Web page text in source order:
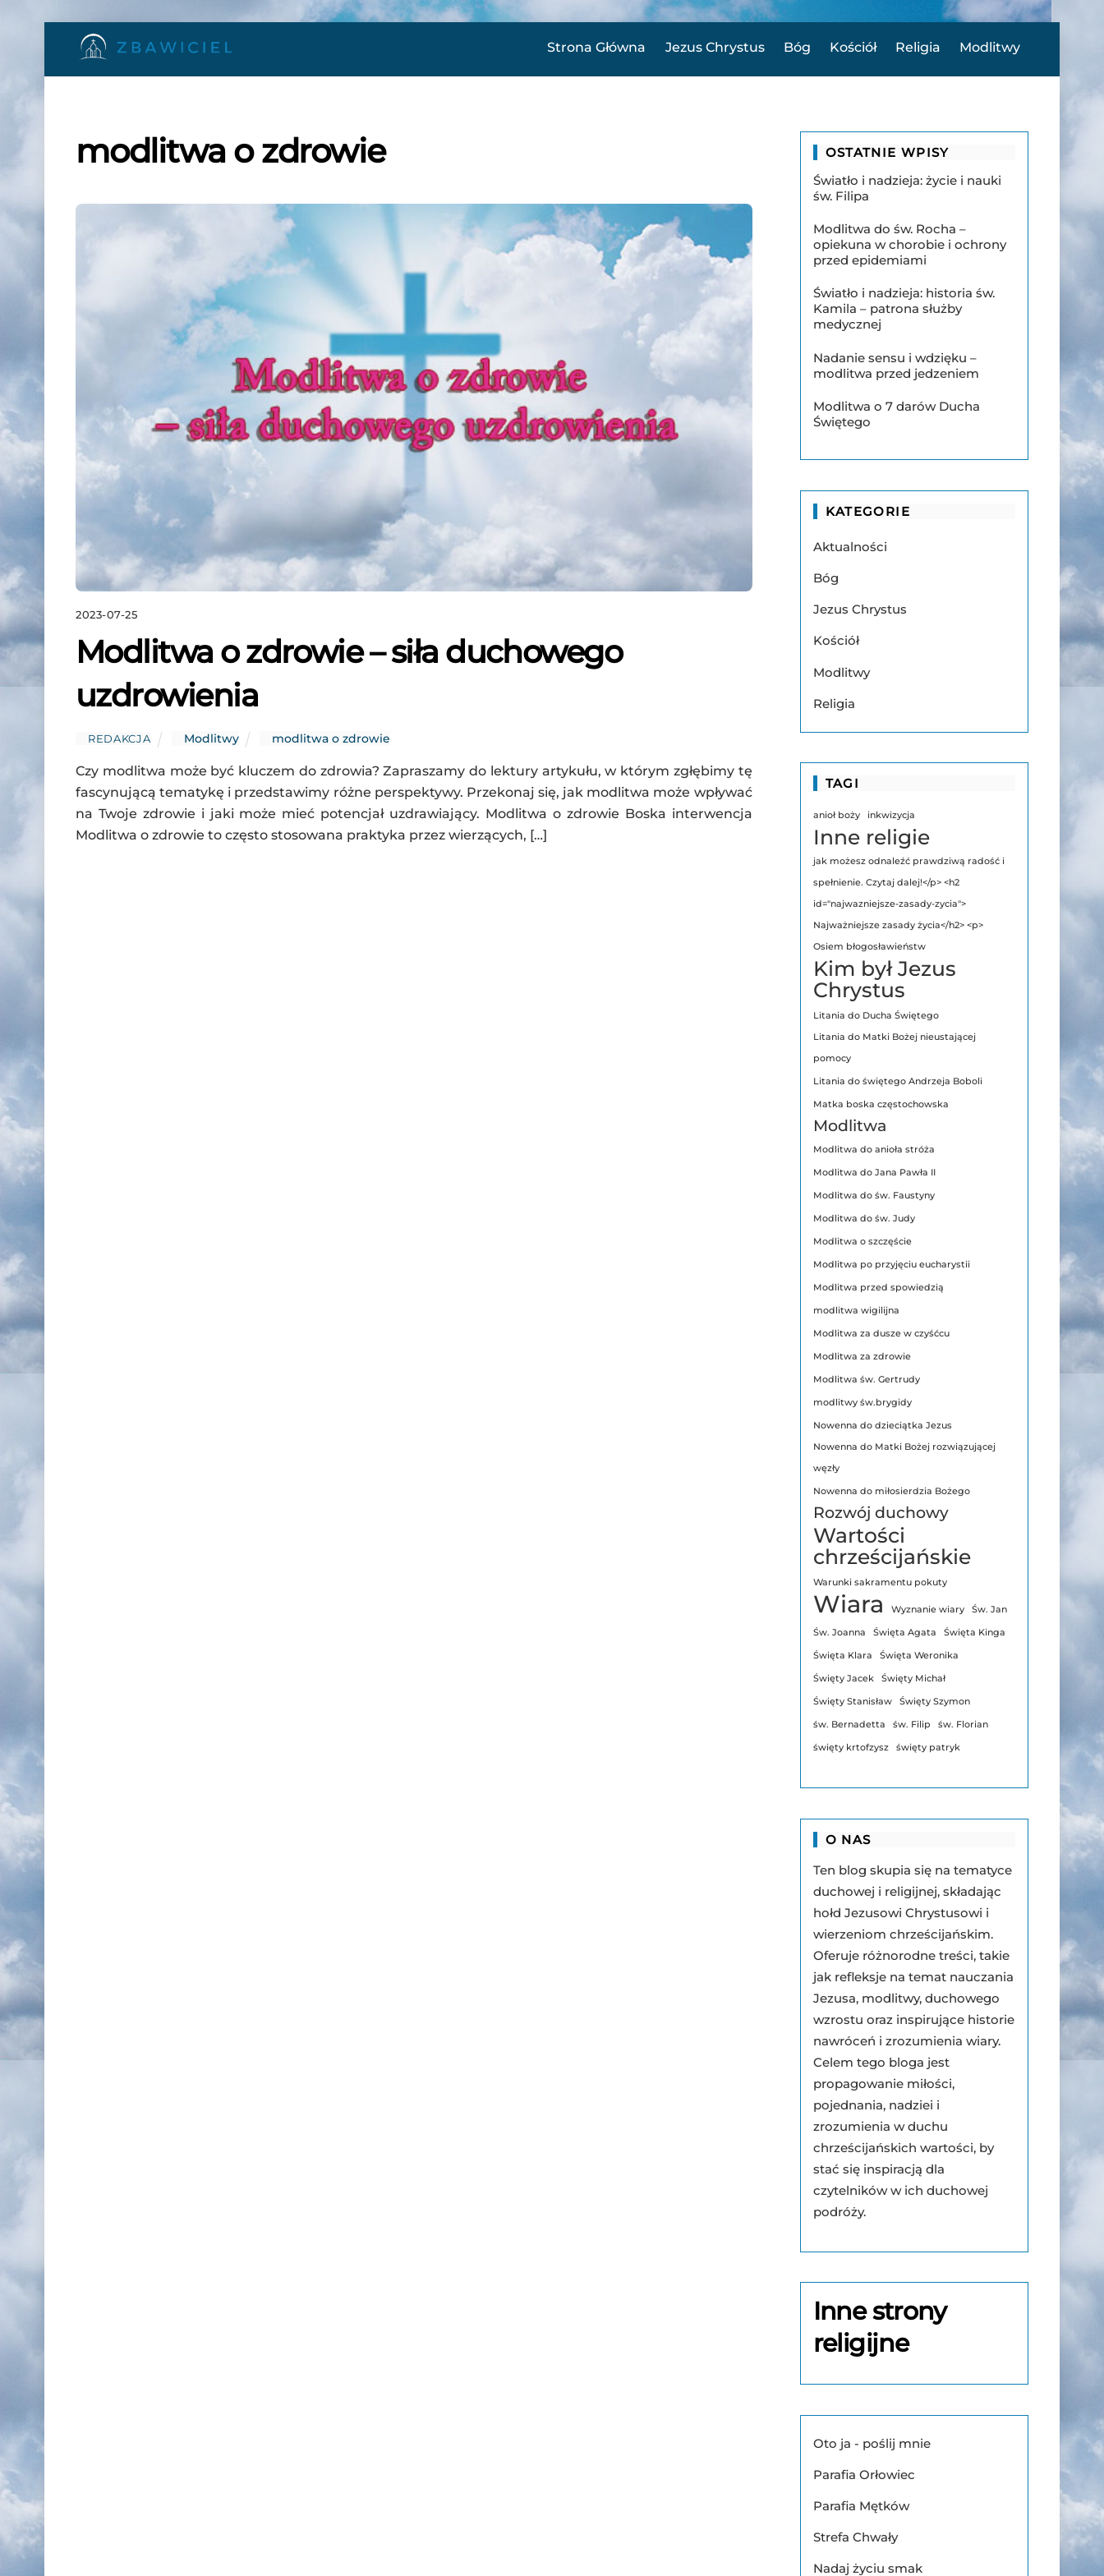
content
Strona Główna Jezus Chrystus Bóg Kościół Religia Modlitwy
modlitwa o zdrowie
2023-07-25
Modlitwa o zdrowie – siła duchowego
uzdrowienia
REDAKCJA Modlitwy modlitwa o zdrowie
Czy modlitwa może być kluczem do zdrowia? Zapraszamy do lektury artykułu, w którym zgłębimy tę
fascynującą tematykę i przedstawimy różne perspektywy. Przekonaj się, jak modlitwa może wpływać
na Twoje zdrowie i jaki może mieć potencjał uzdrawiający. Modlitwa o zdrowie Boska interwencja
Modlitwa o zdrowie to często stosowana praktyka przez wierzących, […]
OSTATNIE WPISY
Światło i nadzieja: życie i nauki
św. Filipa
Modlitwa do św. Rocha –
opiekuna w chorobie i ochrony
przed epidemiami
Światło i nadzieja: historia św.
Kamila – patrona służby
medycznej
Nadanie sensu i wdzięku –
modlitwa przed jedzeniem
Modlitwa o 7 darów Ducha
Świętego
KATEGORIE
Aktualności
Bóg
Jezus Chrystus
Kościół
Modlitwy
Religia
TAGI
anioł boży inkwizycja
Inne religie
jak możesz odnaleźć prawdziwą radość i
spełnienie. Czytaj dalej!</p> <h2
id="najwazniejsze-zasady-zycia">
Najważniejsze zasady życia</h2> <p>
Osiem błogosławieństw
Kim był Jezus
Chrystus
Litania do Ducha Świętego
Litania do Matki Bożej nieustającej
pomocy
Litania do świętego Andrzeja Boboli
Matka boska częstochowska
Modlitwa
Modlitwa do anioła stróża
Modlitwa do Jana Pawła II
Modlitwa do św. Faustyny
Modlitwa do św. Judy
Modlitwa o szczęście
Modlitwa po przyjęciu eucharystii
Modlitwa przed spowiedzią
modlitwa wigilijna
Modlitwa za dusze w czyśćcu
Modlitwa za zdrowie
Modlitwa św. Gertrudy
modlitwy św.brygidy
Nowenna do dzieciątka Jezus
Nowenna do Matki Bożej rozwiązującej
węzły
Nowenna do miłosierdzia Bożego
Rozwój duchowy
Wartości
chrześcijańskie
Warunki sakramentu pokuty
Wiara Wyznanie wiary Św. Jan
Św. Joanna Święta Agata Święta Kinga
Święta Klara Święta Weronika
Święty Jacek Święty Michał
Święty Stanisław Święty Szymon
św. Bernadetta św. Filip św. Florian
święty krtofzysz święty patryk
O NAS
Ten blog skupia się na tematyce
duchowej i religijnej, składając
hołd Jezusowi Chrystusowi i
wierzeniom chrześcijańskim.
Oferuje różnorodne treści, takie
jak refleksje na temat nauczania
Jezusa, modlitwy, duchowego
wzrostu oraz inspirujące historie
nawróceń i zrozumienia wiary.
Celem tego bloga jest
propagowanie miłości,
pojednania, nadziei i
zrozumienia w duchu
chrześcijańskich wartości, by
stać się inspiracją dla
czytelników w ich duchowej
podróży.
Inne strony
religijne
Oto ja - poślij mnie
Parafia Orłowiec
Parafia Mętków
Strefa Chwały
Nadaj życiu smak